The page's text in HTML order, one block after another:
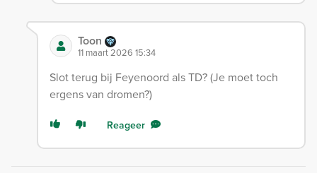
Toon
11 maart 2026 15:34
Slot terug bij Feyenoord als TD? (Je moet toch
ergens van dromen?)
Reageer